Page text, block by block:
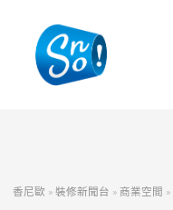
香尼歐 »裝修新聞台 » 商業空間 »